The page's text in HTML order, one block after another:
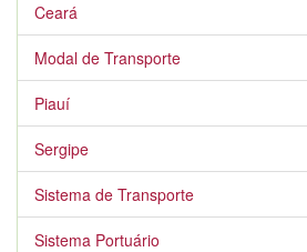
Ceará
Modal de Transporte
Piauí
Sergipe
Sistema de Transporte
Sistema Portuário